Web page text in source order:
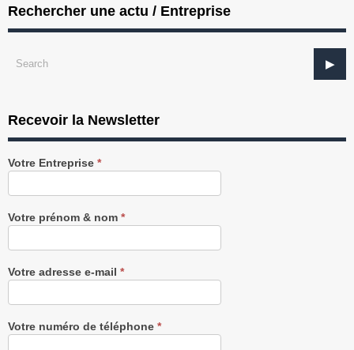
Rechercher une actu / Entreprise
Recevoir la Newsletter
Recevez
notre
gratuitement
Votre Entreprise *
Votre prénom & nom *
Votre adresse e-mail *
Votre numéro de téléphone *